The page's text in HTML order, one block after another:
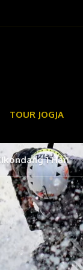
TOUR JOGJA
1 Hari